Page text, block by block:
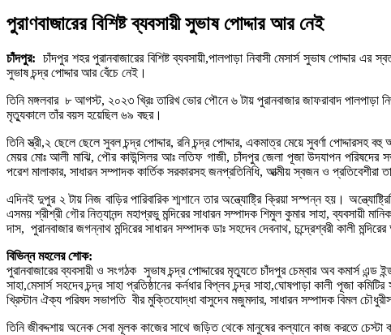
পুরাণবাজারের বিশিষ্ট ব্যবসায়ী সুভাষ পোদ্দার আর নেই
চাঁদপুর: চাঁদপুর শহর পুরানবাজারের বিশিষ্ট ব্যবসায়ী,পালপাড়া নিবাসী মেসার্স সুভাষ পোদ্দার
সুভাষ চন্দ্র পোদ্দার আর বেঁচে নেই।
তিনি মঙ্গলবার ৮ আগস্ট, ২০২৩ খ্রিঃ তারিখ ভোর পৌনে ৬ টায় পুরানবাজার জাফরাবাদ
মৃত্যুকালে তাঁর বয়স হয়েছিল ৬৯ বছর।
তিনি স্ত্রী,২ ছেলে ছেলে সুবল চন্দ্র পোদ্দার, রনি চন্দ্র পোদ্দার, একমাত্র মেয়ে সুবর্ণা
মেয়র মোঃ আলী মাঝি, পৌর কাউন্সিলর আঃ লতিফ গাজী, চাঁদপুর জেলা পূজা উদযাপন পরিষদের
পরেশ মালাকার, সাধারন সম্পাদক কার্তিক সরকারসহ জনপ্রতিনিধি, আত্মীয় স্বজন ও
এদিনই দুপুর ২ টায় নিজ বাড়ির পারিবারিক শ্মশানে তার অন্ত্যোষ্ট্রি ক্রিয়া সস্পন্ন হয়।
এসময় শ্রীশ্রী গৌর নিত্যানন্দ মহাপ্রভু মন্দিরের সাধারন সম্পাদক শিমুল কুমার সাহা, ব্যবসায়ী
দাস, পুরানবাজার জগন্নাথ মন্দিরের সাধারন সম্পাদক ডাঃ সহদেব দেবনাথ, চন্দ্রেশ্বরী কালী
বিভিন্ন মহলের শোক:
পুরানবাজারের ব্যবসায়ী ও সংগঠক সুভাষ চন্দ্র পোদ্দারের মৃত্যুতে চাঁদপুর চেম্বার অব কমার্স
সাহা,মেসার্স সহদেব চন্দ্র সাহা প্রতিষ্ঠানের কর্নধার বিপ্লব চন্দ্র সাহা,ঘোষপাড়া কালী
খ্রিস্টান ঐক্য পরিষদ সভাপতি বীর মুক্তিযোদ্ধা বাসুদেব মজুমদার, সাধারন সম্পাদক বিমল
তিনি জীবদ্দশায় অনেক সেবা মূলক কাজের সাথে জড়িত থেকে মানুষের কল্যানে কাজ করতে চেস্টা